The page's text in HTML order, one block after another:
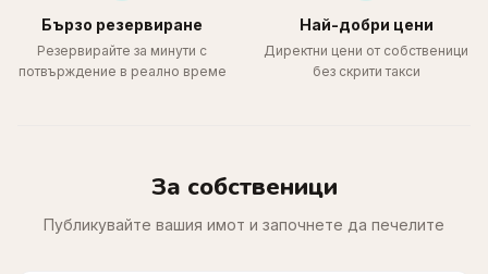
Бързо резервиране
Резервирайте за минути с
потвърждение в реално време
Най-добри цени
Директни цени от собственици
без скрити такси
За собственици
Публикувайте вашия имот и започнете да печелите